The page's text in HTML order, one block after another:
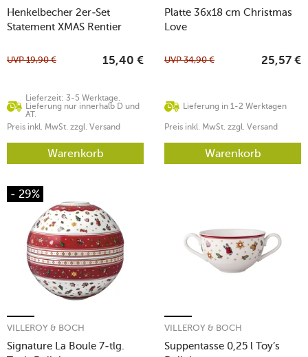
Henkelbecher 2er-Set
Statement XMAS Rentier
Lieferzeit: 3-5 Werktage.
Lieferung nur innerhalb D und
AT.
UVP19,90 € 15,40 €
Preis inkl. MwSt. zzgl. Versand
Warenkorb
Platte 36x18 cm Christmas
Love
Lieferung in 1-2 Werktagen
UVP34,90 € 25,57 €
Preis inkl. MwSt. zzgl. Versand
Warenkorb
- 29%
Signature La Boule 7-tlg.
VILLEROY & BOCH
Suppentasse 0,25 l Toy’s
VILLEROY & BOCH